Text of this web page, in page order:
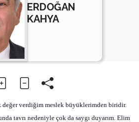
ERDOĞAN
KAHYA
değer verdiğim meslek büyüklerimden biridir.
tavrı nedeniyle çok da saygı duyarım. Elim